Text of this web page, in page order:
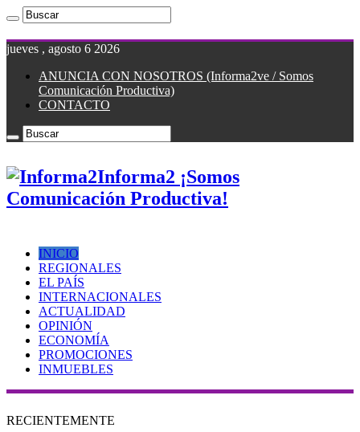
jueves , agosto 6 2026
ANUNCIA CON NOSOTROS (Informa2ve / Somos
Comunicación Productiva)
CONTACTO
Informa2 ¡Somos
Comunicación Productiva!
INICIO
REGIONALES
EL PAÍS
INTERNACIONALES
ACTUALIDAD
OPINIÓN
ECONOMÍA
PROMOCIONES
INMUEBLES
RECIENTEMENTE